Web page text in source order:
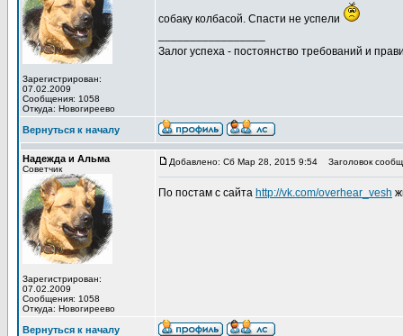
Зарегистрирован:
07.02.2009
Сообщения: 1058
Откуда: Новогиреево
собаку колбасой. Спасти не успели
Залог успеха - постоянство требований и
Вернуться к началу
Надежда и Альма
Советчик
Зарегистрирован:
07.02.2009
Сообщения: 1058
Откуда: Новогиреево
Добавлено: Сб Мар 28, 2015 9:54 Заголовок
По постам с сайта http://vk.com/overhear_vesh
Вернуться к началу